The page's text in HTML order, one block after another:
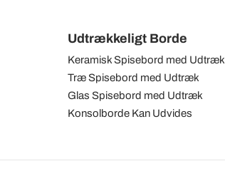
Udtrækkeligt Borde
Keramisk Spisebord med Udtræk
Træ Spisebord med Udtræk
Glas Spisebord med Udtræk
Konsolborde Kan Udvides